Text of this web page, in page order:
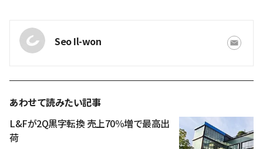
Seo Il-won
あわせて読みたい記事
L&Fが2Q黒字転換 売上70％増で最高出
荷